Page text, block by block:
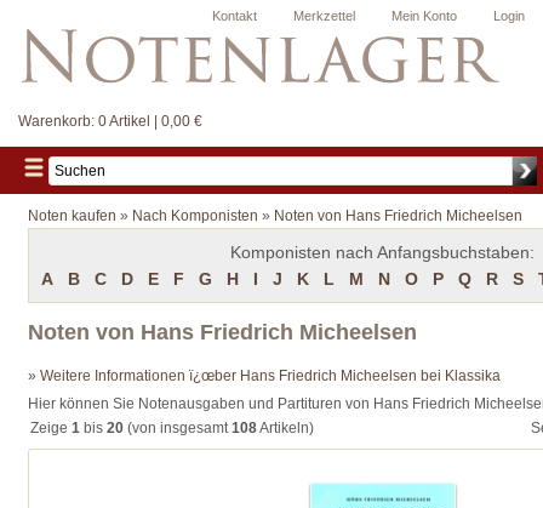
Login
Mein Konto
Merkzettel
Kontakt
Warenkorb: 0 Artikel | 0,00 €
Noten kaufen » Nach Komponisten » Noten von Hans Friedrich Micheelsen
Komponisten nach Anfangsbuchstaben:
A
B C D E F G H I J K L M N O P Q R S
Noten von Hans Friedrich Micheelsen
» Weitere Informationen ï¿œber Hans Friedrich Micheelsen bei Klassika
Hier können Sie Notenausgaben und Partituren von Hans Friedrich
Zeige 1 bis 20 (von insgesamt108Artikeln)